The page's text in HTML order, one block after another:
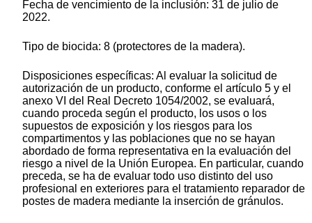
Fecha de vencimiento de la inclusión: 31 de julio de
2022.
Tipo de biocida: 8 (protectores de la madera).
Disposiciones específicas: Al evaluar la solicitud de
autorización de un producto, conforme el artículo 5 y el
anexo VI del Real Decreto 1054/2002, se evaluará,
cuando proceda según el producto, los usos o los
supuestos de exposición y los riesgos para los
compartimentos y las poblaciones que no se hayan
abordado de forma representativa en la evaluación del
riesgo a nivel de la Unión Europea. En particular, cuando
preceda, se ha de evaluar todo uso distinto del uso
profesional en exteriores para el tratamiento reparador de
postes de madera mediante la inserción de gránulos.